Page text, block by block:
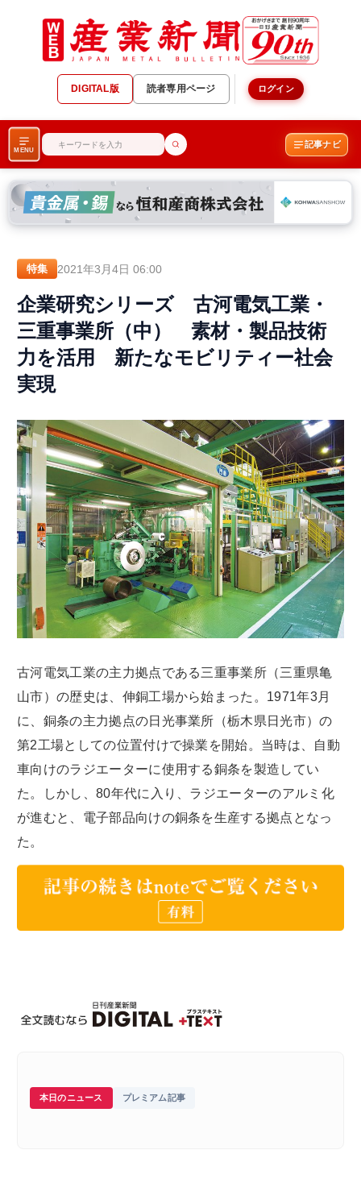
DIGITAL版 読者専用ページ ログイン
MENU
記事ナビ
特集 2021年3月4日 06:00
企業研究シリーズ 古河電気工業・
三重事業所（中） 素材・製品技術
力を活用 新たなモビリティー社会
実現
古河電気工業の主力拠点である三重事業所（三重県亀
山市）の歴史は、伸銅工場から始まった。1971年3月
に、銅条の主力拠点の日光事業所（栃木県日光市）の
第2工場としての位置付けで操業を開始。当時は、自動
車向けのラジエーターに使用する銅条を製造してい
た。しかし、80年代に入り、ラジエーターのアルミ化
が進むと、電子部品向けの銅条を生産する拠点となっ
た。
本日のニュース プレミアム記事